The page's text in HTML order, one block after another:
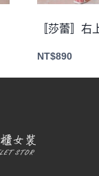
〚莎蕾〛
NT$890